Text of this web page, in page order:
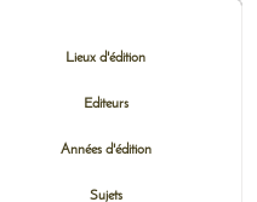
Lieux d'édition
Editeurs
Années d'édition
Sujets